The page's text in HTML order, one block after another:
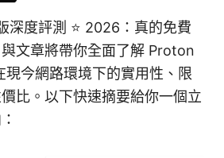
深度評測 ⭐ 2026：真的免費
文章將帶你全面了解 Proton
現今網路環境下的實用性、限
比。以下快速摘要給你一個立